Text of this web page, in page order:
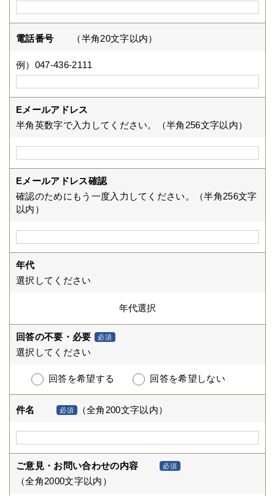
電話番号 （半角20文字以内）
例）047-436-2111
Eメールアドレス
半角英数字で入力してください。（半角256文字以内）
Eメールアドレス確認
確認のためにもう一度入力してください。（半角256文字
以内）
年代
選択してください
回答の不要・必要 必須
選択してください
回答を希望する 回答を希望しない
件名 必須 （全角200文字以内）
ご意見・お問い合わせの内容 必須
（全角2000文字以内）